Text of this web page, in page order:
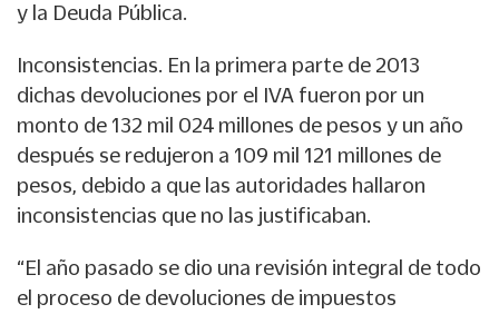
y la Deuda Pública.
Inconsistencias. En la primera parte de 2013
dichas devoluciones por el IVA fueron por un
monto de 132 mil 024 millones de pesos y un año
después se redujeron a 109 mil 121 millones de
pesos, debido a que las autoridades hallaron
inconsistencias que no las justificaban.
“El año pasado se dio una revisión integral de todo
el proceso de devoluciones de impuestos